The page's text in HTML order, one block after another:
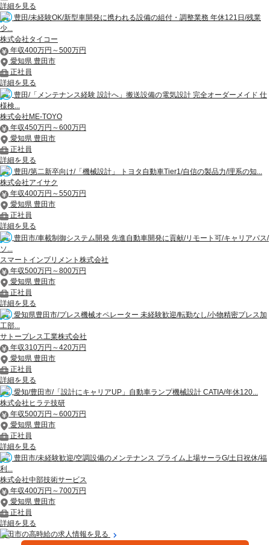
詳細を見る
豊田/未経験OK/新型車開発に携われる設備の組付・調整業務 年休121日/残業
少...
株式会社タイコー
年収400万円～500万円
愛知県 豊田市
正社員
詳細を見る
豊田/「メンテナンス経験 設計へ」搬送設備の電気設計 完全オーダーメイド 仕
様検...
株式会社ME-TOYO
年収450万円～600万円
愛知県 豊田市
正社員
詳細を見る
豊田/第二新卒向け/「機械設計」 トヨタ自動車Tier1/自信の製品力/理系の知...
株式会社アイサク
年収400万円～550万円
愛知県 豊田市
正社員
詳細を見る
豊田市/車載制御システム開発 先進自動車開発に貢献/リモート可/キャリアパス/
ソ...
スマートインプリメント株式会社
年収500万円～800万円
愛知県 豊田市
正社員
詳細を見る
愛知県豊田市/プレス機械オペレーター 未経験歓迎/転勤なし/小物精密プレス加
工部...
サトープレス工業株式会社
年収310万円～420万円
愛知県 豊田市
正社員
詳細を見る
愛知/豊田市/「設計にキャリアUP」自動車ランプ機械設計 CATIA/年休120...
株式会社ヒラテ技研
年収500万円～600万円
愛知県 豊田市
正社員
詳細を見る
豊田市/未経験歓迎/空調設備のメンテナンス プライム上場サーラG/土日祝休/福
利...
株式会社中部技術サービス
年収400万円～700万円
愛知県 豊田市
正社員
詳細を見る
豊田市の高時給の求人情報を見る